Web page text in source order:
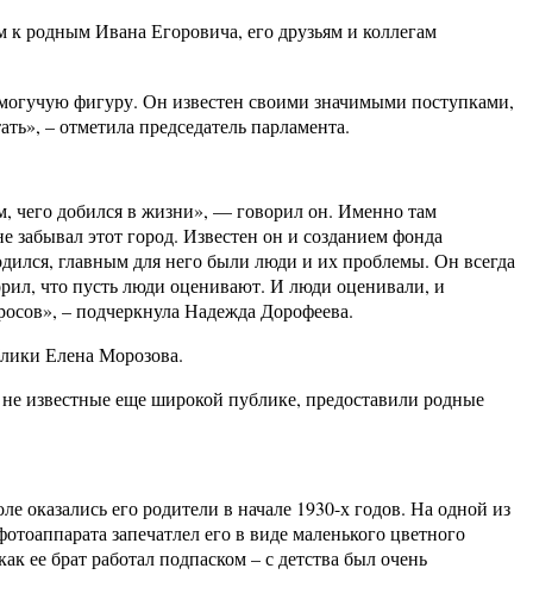
к родным Ивана Егоровича, его друзьям и коллегам
фигуру. Он известен своими значимыми поступками,
– отметила председатель парламента.
чего добился в жизни», — говорил он. Именно там
забывал этот город. Известен он и созданием фонда
главным для него были люди и их проблемы. Он всегда
что пусть люди оценивают. И люди оценивали, и
– подчеркнула Надежда Дорофеева.
Елена Морозова.
известные еще широкой публике, предоставили родные
оказались его родители в начале 1930-х годов. На одной из
запечатлел его в виде маленького цветного
ее брат работал подпаском – с детства был очень